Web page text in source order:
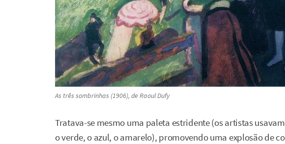
As três sombrinhas (1906), de Raoul Dufy
Tratava-se mesmo uma paleta estridente (os artistas
o verde, o azul, o amarelo), promovendo uma explosão de